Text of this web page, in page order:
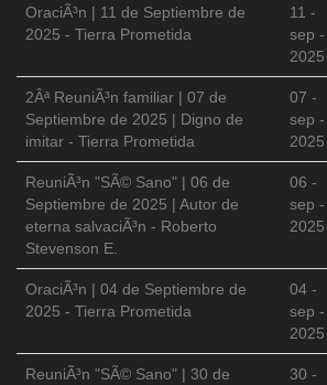
OraciÃ³n | 11 de Septiembre de
2025 - Tierra Prometida
11 -
sep -
2025
2Âª ReuniÃ³n familiar | 07 de
Septiembre de 2025 | Digno de
imitar - Tierra Prometida
07 -
sep -
2025
ReuniÃ³n "SÃ© Sano" | 06 de
Septiembre de 2025 | Autor de
eterna salvaciÃ³n - Roberto
Stevenson E.
06 -
sep -
2025
OraciÃ³n | 04 de Septiembre de
2025 - Tierra Prometida
04 -
sep -
2025
ReuniÃ³n "SÃ© Sano" | 30 de
30 -